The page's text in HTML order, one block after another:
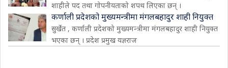
शाहीले पद तथा गोपनीयताको शपथ लिएका छन् ।
कर्णाली प्रदेशको मुख्यमन्त्रीमा मंगलबहादुर शाही नियुक्त
सुर्खेत , कर्णाली प्रदेशको मुख्यमन्त्रीमा मंगलबहादुर शाही नियुक्त
भएका छन् । प्रदेश प्रमुख यज्ञराज